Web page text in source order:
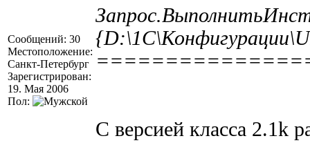
Сообщений: 30
Местоположение:
Санкт-Петербург
Зарегистрирован:
19. Мая 2006
Пол:
С версией класса 2.1k